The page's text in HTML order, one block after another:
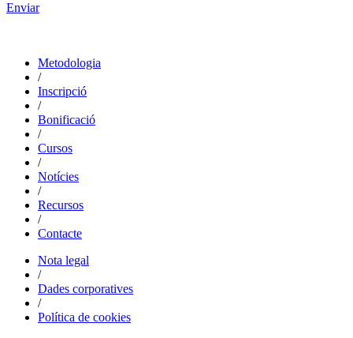
Enviar
Metodologia
/
Inscripció
/
Bonificació
/
Cursos
/
Notícies
/
Recursos
/
Contacte
Nota legal
/
Dades corporatives
/
Política de cookies